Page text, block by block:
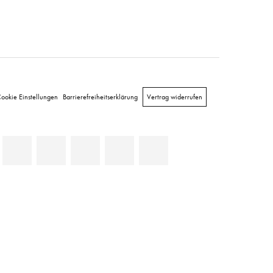
Einstellungen Barrierefreiheitserklärung Vertrag widerrufen